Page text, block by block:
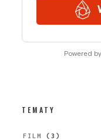
TEMATY
FILM (3)